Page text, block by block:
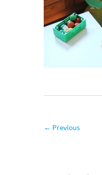
← Previous